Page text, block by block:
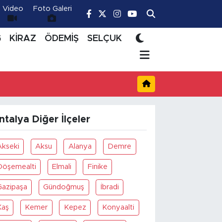
Video Foto Galeri
KİRAZ ÖDEMİŞ SELÇUK
Diğer İlçeler
Aksu Alanya Demre
Elmali Finike
Gündoğmuş İbradi
Kemer Kepez Konyaalti